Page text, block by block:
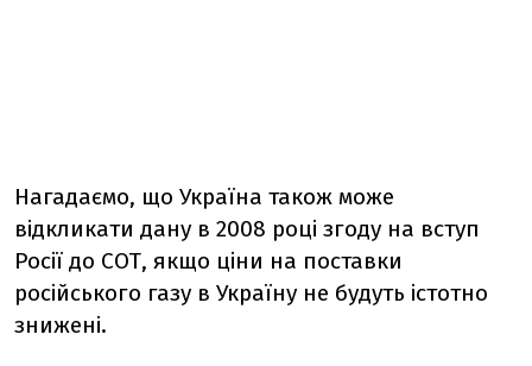
Нагадаємо, що Україна також може
відкликати дану в 2008 році згоду на вступ
Росії до СОТ, якщо ціни на поставки
російського газу в Україну не будуть істотно
знижені.